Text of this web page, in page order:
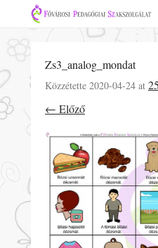
Zs3_analog_mondat
Közzétette 2020-04-24 at
← Előző